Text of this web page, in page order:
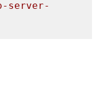
server-